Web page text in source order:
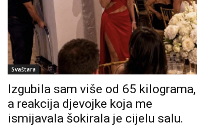
Svaštara
Izgubila sam više od 65 kilograma,
a reakcija djevojke koja me
ismijavala šokirala je cijelu salu.